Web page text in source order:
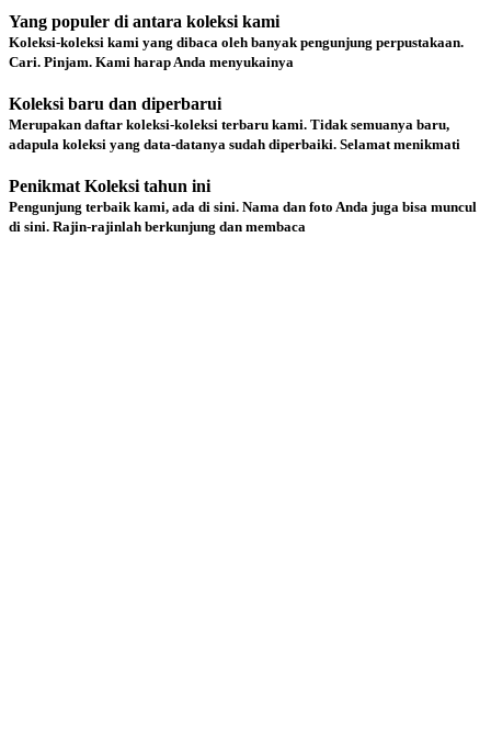
Yang populer di antara koleksi kami
Koleksi-koleksi kami yang dibaca oleh banyak pengunjung perpustakaan.
Cari. Pinjam. Kami harap Anda menyukainya
Koleksi baru dan diperbarui
Merupakan daftar koleksi-koleksi terbaru kami. Tidak semuanya baru,
adapula koleksi yang data-datanya sudah diperbaiki. Selamat menikmati
Penikmat Koleksi tahun ini
Pengunjung terbaik kami, ada di sini. Nama dan foto Anda juga bisa muncul
di sini. Rajin-rajinlah berkunjung dan membaca